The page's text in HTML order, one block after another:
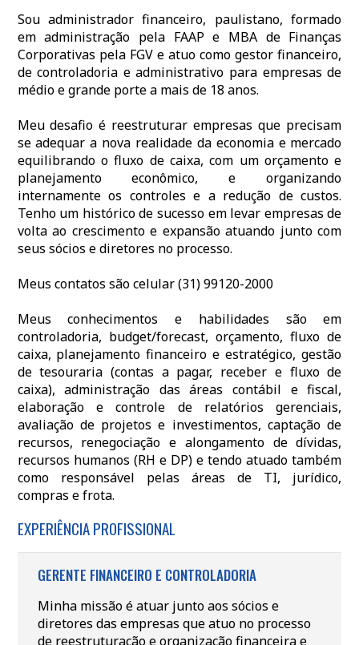
Sou administrador financeiro, paulistano, formado
em administração pela FAAP e MBA de Finanças
Corporativas pela FGV e atuo como gestor financeiro,
de controladoria e administrativo para empresas de
médio e grande porte a mais de 18 anos.
Meu desafio é reestruturar empresas que precisam
se adequar a nova realidade da economia e mercado
equilibrando o fluxo de caixa, com um orçamento e
planejamento econômico, e organizando
internamente os controles e a redução de custos.
Tenho um histórico de sucesso em levar empresas de
volta ao crescimento e expansão atuando junto com
seus sócios e diretores no processo.
Meus contatos são celular (31) 99120-2000
Meus conhecimentos e habilidades são em
controladoria, budget/forecast, orçamento, fluxo de
caixa, planejamento financeiro e estratégico, gestão
de tesouraria (contas a pagar, receber e fluxo de
caixa), administração das áreas contábil e fiscal,
elaboração e controle de relatórios gerenciais,
avaliação de projetos e investimentos, captação de
recursos, renegociação e alongamento de dívidas,
recursos humanos (RH e DP) e tendo atuado também
como responsável pelas áreas de TI, jurídico,
compras e frota.
EXPERIÊNCIA PROFISSIONAL
GERENTE FINANCEIRO E CONTROLADORIA
Minha missão é atuar junto aos sócios e
diretores das empresas que atuo no processo
de reestruturação e organização financeira e